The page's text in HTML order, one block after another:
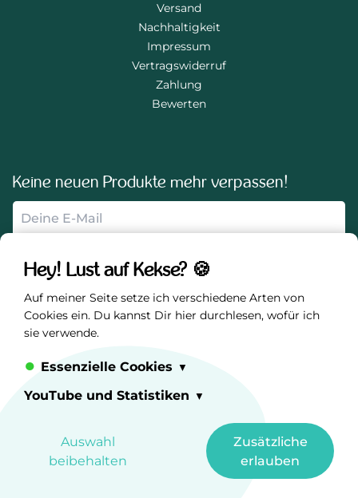
0
Versand
Nachhaltigkeit
Impressum
Vertragswiderruf
Zahlung
Bewerten
Keine neuen Produkte mehr verpassen!
Anmelden
Sicher und nachhaltig einkaufen
© 2026 OTA Franzi
Hey! Lust auf Kekse? 🍪
Auf meiner Seite setze ich verschiedene Arten von
Cookies ein. Du kannst Dir hier durchlesen, wofür ich
sie verwende.
Essenzielle Cookies
YouTube und Statistiken
Auswahl
beibehalten
Zusätzliche
erlauben